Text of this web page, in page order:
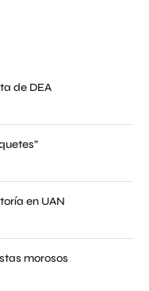
de DEA
en UAN
morosos